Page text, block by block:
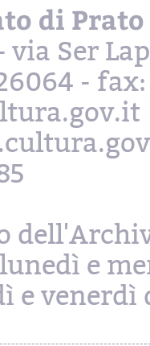
di Prato
via Ser
- fax:
e
e venerdì